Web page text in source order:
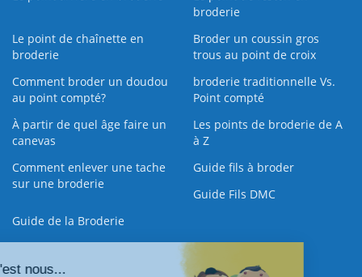
broderie
Le point de chaînette en
broderie
Broder un coussin gros
trous au point de croix
Comment broder un doudou
au point compté?
broderie traditionnelle Vs.
Point compté
À partir de quel âge faire un
canevas
Les points de broderie de A
à Z
Comment enlever une tache
sur une broderie
Guide fils à broder
Guide Fils DMC
Guide de la Broderie